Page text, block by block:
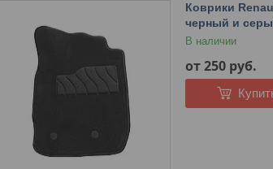
Коврики
черный и
В наличии
от 250 руб.